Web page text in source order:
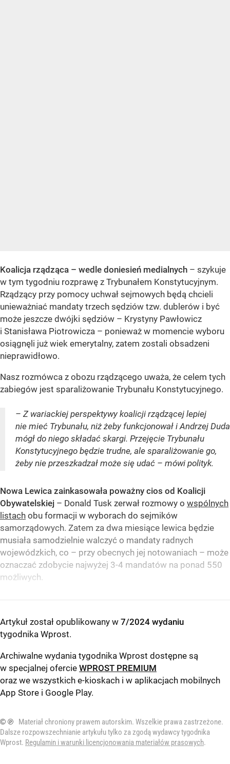
Koalicja rządząca – wedle doniesień medialnych – szykuje
w tym tygodniu rozprawę z Trybunałem Konstytucyjnym.
Rządzący przy pomocy uchwał sejmowych będą chcieli
unieważniać mandaty trzech sędziów tzw. dublerów i być
może jeszcze dwójki sędziów – Krystyny Pawłowicz
i Stanisława Piotrowicza – ponieważ w momencie wyboru
osiągnęli już wiek emerytalny, zatem zostali obsadzeni
nieprawidłowo.
Nasz rozmówca z obozu rządzącego uważa, że celem tych
zabiegów jest sparaliżowanie Trybunału Konstytucyjnego.
– Z wariackiej perspektywy koalicji rządzącej lepiej
nie mieć Trybunału, niż żeby funkcjonował i Andrzej Duda
mógł do niego składać skargi. Przejęcie Trybunału
Konstytucyjnego będzie trudne, ale sparaliżowanie go,
żeby nie przeszkadzał może się udać – mówi polityk.
Nowa Lewica zainkasowała poważny cios od Koalicji
Obywatelskiej – Donald Tusk zerwał rozmowy o wspólnych
listach obu formacji w wyborach do sejmików
samorządowych. Zatem za dwa miesiące lewica będzie
musiała samodzielnie walczyć o mandaty radnych
wojewódzkich, co – przy obecnych jej notowaniach – może
oznaczać zdobycie najwyżej 3-4 mandatów na ponad 550
możliwych.
Artykuł został opublikowany w 7/2024 wydaniu
tygodnika Wprost.
Archiwalne wydania tygodnika Wprost dostępne są
w specjalnej ofercie WPROST PREMIUM
oraz we wszystkich e-kioskach i w aplikacjach mobilnych
App Store i Google Play.
© ℗
Materiał chroniony prawem autorskim. Wszelkie prawa zastrzeżone.
Dalsze rozpowszechnianie artykułu tylko za zgodą wydawcy tygodnika
Wprost. Regulamin i warunki licencjonowania materiałów prasowych.